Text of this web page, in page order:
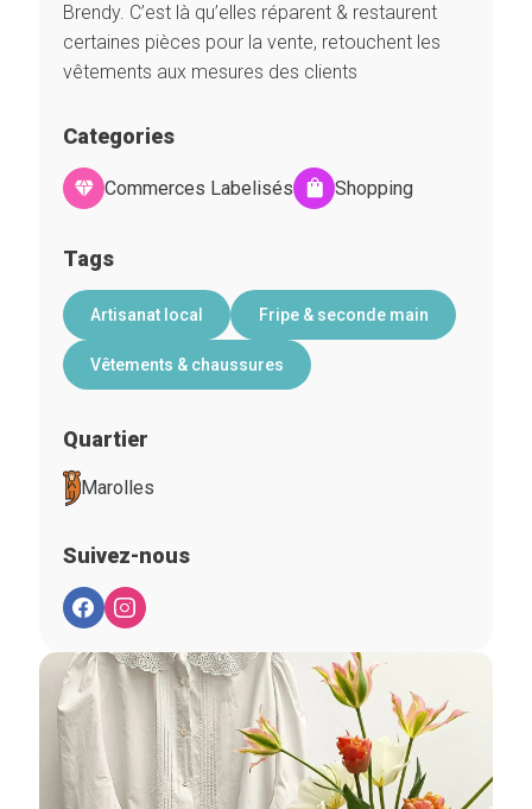
Brendy. C’est là qu’elles réparent & restaurent
certaines pièces pour la vente, retouchent les
vêtements aux mesures des clients
Categories
Commerces Labelisés Shopping
Tags
Artisanat local Fripe & seconde main
Vêtements & chaussures
Quartier
Marolles
Suivez-nous